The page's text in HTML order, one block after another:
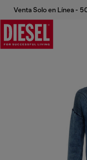
Venta Solo en Línea -